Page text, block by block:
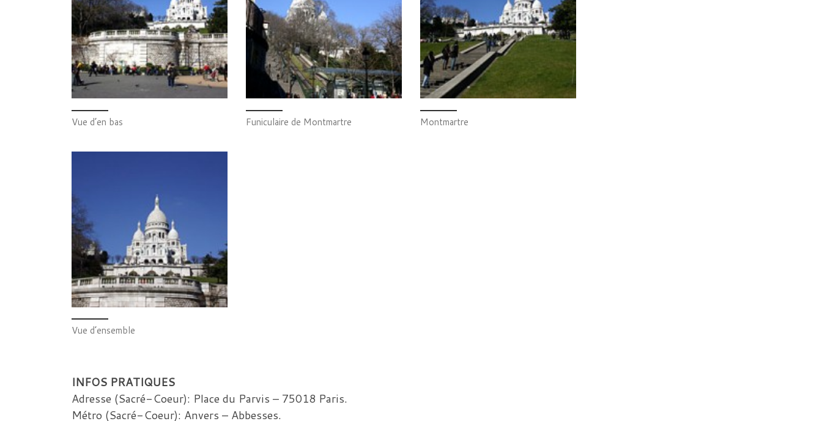
Vue d’en bas Funiculaire de Montmartre Montmartre
Vue d’ensemble
INFOS PRATIQUES
Adresse (Sacré-Coeur): Place du Parvis – 75018 Paris.
Métro (Sacré-Coeur): Anvers – Abbesses.